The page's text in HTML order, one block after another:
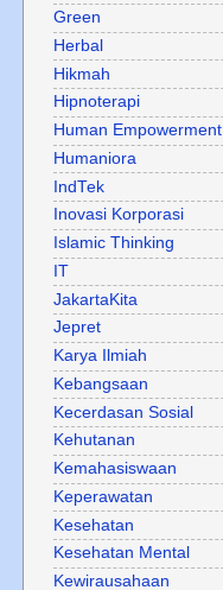
Green
Herbal
Hikmah
Hipnoterapi
Human Empowerment
Humaniora
IndTek
Inovasi Korporasi
Islamic Thinking
IT
JakartaKita
Jepret
Karya Ilmiah
Kebangsaan
Kecerdasan Sosial
Kehutanan
Kemahasiswaan
Keperawatan
Kesehatan
Kesehatan Mental
Kewirausahaan